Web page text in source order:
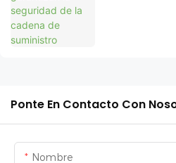
Ponte En Contacto Con
Nombre